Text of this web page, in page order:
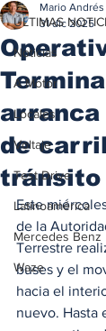
ÚLTIMAS
Noticias
A Motor
Locales
Voltaje
Test Drive
Latinoamérica
Mercedes Benz
Waze
de
tránsito
Mario
31 dic 2025
Este
de la
Terrestre
buses y el
hacia el
nuevo. Hasta